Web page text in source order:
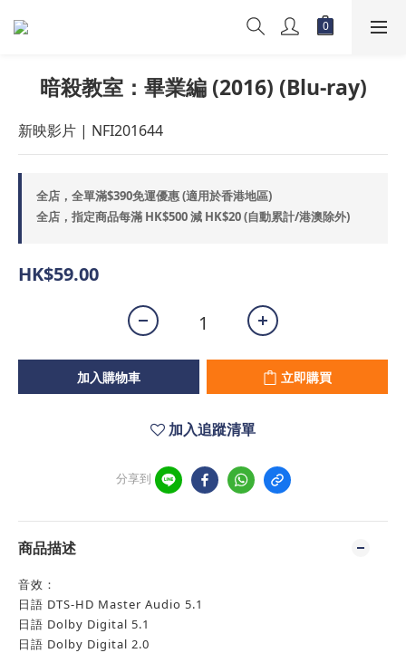
暗殺教室：畢業編 (2016) (Blu-ray)
新映影片 | NFI201644
全店，全單滿$390免運優惠 (適用於香港地區)
全店，指定商品每滿 HK$500 減 HK$20 (自動累計/港澳除外)
HK$59.00
加入購物車 立即購買
加入追蹤清單
分享到
商品描述
音效：
日語 DTS-HD Master Audio 5.1
日語 Dolby Digital 5.1
日語 Dolby Digital 2.0